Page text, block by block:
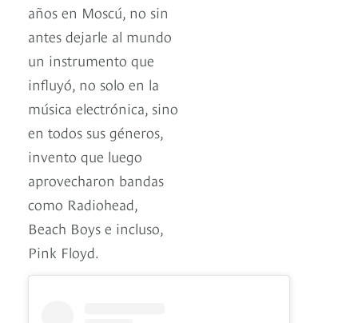
años en Moscú, no sin
antes dejarle al mundo
un instrumento que
influyó, no solo en la
música electrónica, sino
en todos sus géneros,
invento que luego
aprovecharon bandas
como Radiohead,
Beach Boys e incluso,
Pink Floyd.